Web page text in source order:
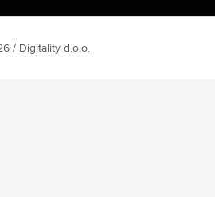
/ Digitality d.o.o.